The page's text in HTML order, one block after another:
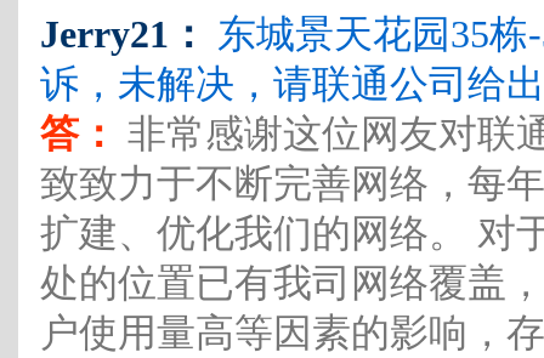
Jerry21：
东城景天花园35
诉，未解决，请联通公司给
答： 非常感谢这位网友对联
致致力于不断完善网络，每
扩建、优化我们的网络。 对
处的位置已有我司网络覆盖
户使用量高等因素的影响，